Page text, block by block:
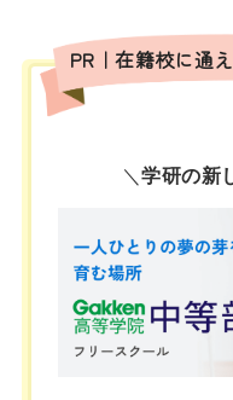
PR｜在籍校に通
＼学研の新